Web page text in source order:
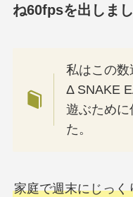
ね60fpsを出しま
私はこの数
Δ SNAKE
遊ぶために
た。
家庭で週末にじっく